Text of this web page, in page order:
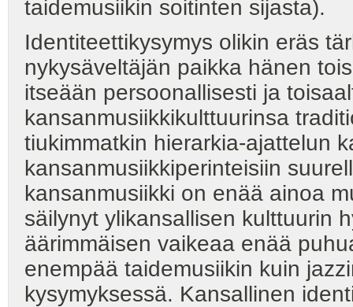
taidemusiikin soitinten sijasta).
Identiteettikysymys olikin eräs
nykysäveltäjän paikka hänen
itseään persoonallisesti ja
kansanmusiikkikulttuurinsa
tiukimmatkin hierarkia-ajattelun
kansanmusiikkiperinteisiin
kansanmusiikki on enää ainoa
säilynyt ylikansallisen kulttuurin
äärimmäisen vaikeaa enää
enempää taidemusiikin kuin
kysymyksessä. Kansallinen